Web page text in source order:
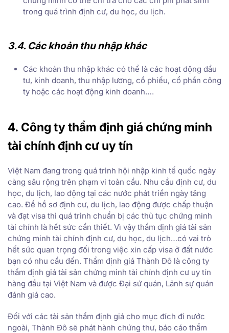
trong quá trình định cư, du học, du lịch.
3.4. Các khoản thu nhập khác
Các khoản thu nhập khác có thể là các hoạt động đầu
tư, kinh doanh, thu nhập lương, cổ phiếu, cổ phần công
ty hoặc các hoạt động kinh doanh….
4. Công ty thẩm định giá chứng minh
tài chính định cư uy tín
Việt Nam đang trong quá trình hội nhập kinh tế quốc ngày
càng sâu rộng trên phạm vi toàn cầu. Nhu cầu định cư, du
học, du lịch, lao động tại các nước phát triển ngày tăng
cao. Để hồ sơ định cư, du lịch, lao động được chấp thuận
và đạt visa thì quá trình chuẩn bị các thủ tục chứng minh
tài chính là hết sức cần thiết. Vì vậy thẩm định giá tài sản
chứng minh tài chính định cư, du học, du lịch…có vai trò
hết sức quan trọng đối trong việc xin cấp visa ở đất nước
bạn có nhu cầu đến. Thẩm định giá Thành Đô là công ty
thẩm định giá tài sản chứng minh tài chính định cư uy tín
hàng đầu tại Việt Nam và được Đại sứ quán, Lãnh sự quán
đánh giá cao.
Đối với các tài sản thẩm định giá cho mục đích đi nước
ngoài, Thành Đô sẽ phát hành chứng thư, báo cáo thẩm